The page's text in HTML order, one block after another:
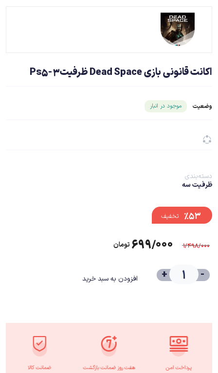
اکانت قانونی بازی Dead Space ظرفیت3-Ps5
وضعیت موجود در انبارشناسه محصول ۲۵۰۳۶
دسته‌بندی
ظرفیت سه
%۵۳ تخفیف
۱/۴۹۸/۰۰۰ ۶۹۹/۰۰۰ تومان
-
+ افزودن به سبد خرید
پرداخت امن هفت روز ضمانت بازگشت ضمانت کالا